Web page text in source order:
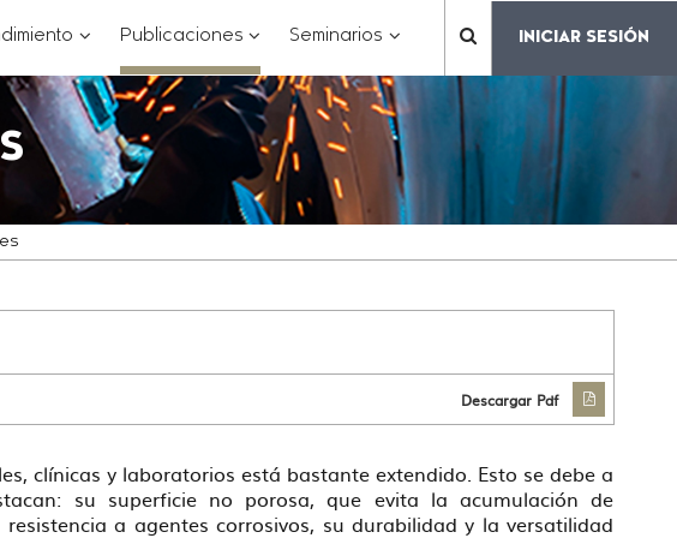
???
key.formatter.header.toggle.subsections???
Publicaciones???
key.formatter.header.toggle.subsections???
Seminarios ???
???
INICIAR SESIÓN
Descargar Pdf
clínicas y laboratorios está bastante extendido. Esto se debe a
su superficie no porosa, que evita la acumulación de
a agentes corrosivos, su durabilidad y la versatilidad